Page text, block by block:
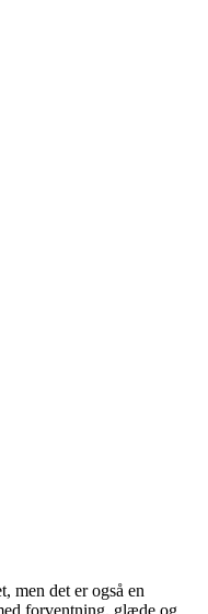
men det er også en
forventning, glæde og